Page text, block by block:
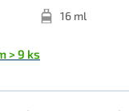
16 ml
> 9 ks